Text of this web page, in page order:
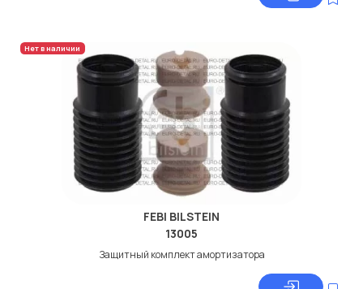
Нет в наличии
FEBI BILSTEIN
13005
Защитный комплект амортизатора